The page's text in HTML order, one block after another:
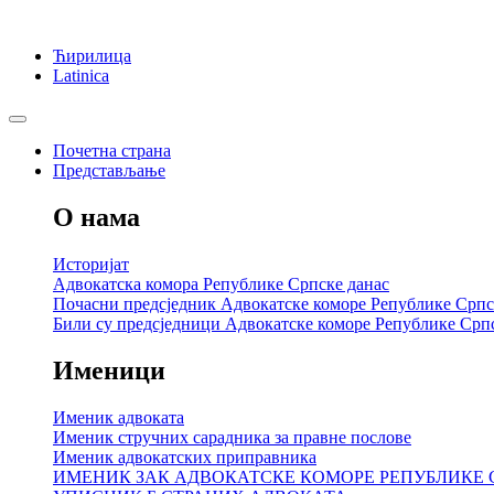
Ћирилица
Latinica
Почетна страна
Представљање
О нама
Историјат
Адвокатска комора Републике Српске данас
Почасни предсједник Адвокатске коморе Републике
Били су предсједници Адвокатске коморе Републике
Именици
Именик адвоката
Именик стручних сарадника за правне послове
Именик адвокатских приправника
ИМЕНИК ЗАК АДВОКАТСКЕ КОМОРЕ РЕПУБЛИКЕ